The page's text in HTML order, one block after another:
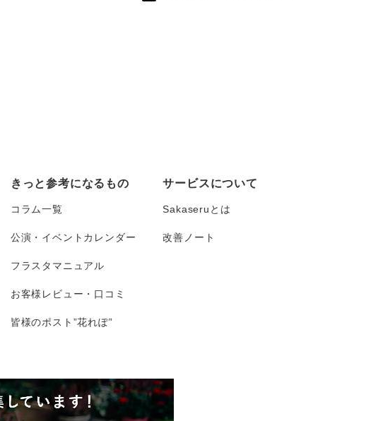
きっと参考になるもの
コラム一覧
公演・イベントカレンダー
フラスタマニュアル
お客様レビュー・口コミ
皆様のポスト”花れぽ”
サービスについて
Sakaseruとは
改善ノート